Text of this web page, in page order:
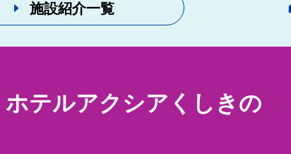
施設紹介一覧
ホテルアクシアくしきの